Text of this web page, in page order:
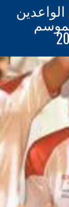
2008 – 2009 للموسم